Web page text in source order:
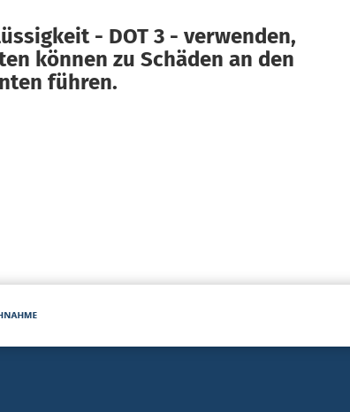
- DOT 3 - verwenden,
können zu Schäden an den
führen.